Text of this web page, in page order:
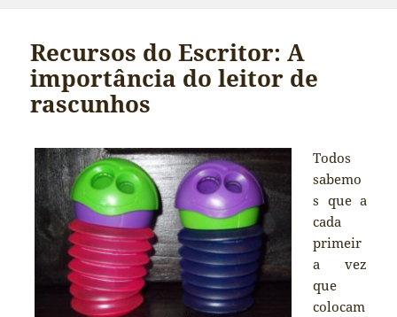
Recursos do Escritor: A
importância do leitor de
rascunhos
Todos
sabemo
s que a
cada
primeir
a vez
que
colocam